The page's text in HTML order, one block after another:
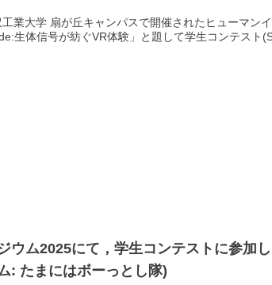
業大学 扇が丘キャンパスで開催されたヒューマン
生体信号が紡ぐVR体験」と題して学生コンテスト
ウム2025にて，学生コンテストに参加
: たまにはボーっとし隊)